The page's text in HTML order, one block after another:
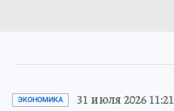
ЭКОНОМИКА 31 июля 2026 11:21